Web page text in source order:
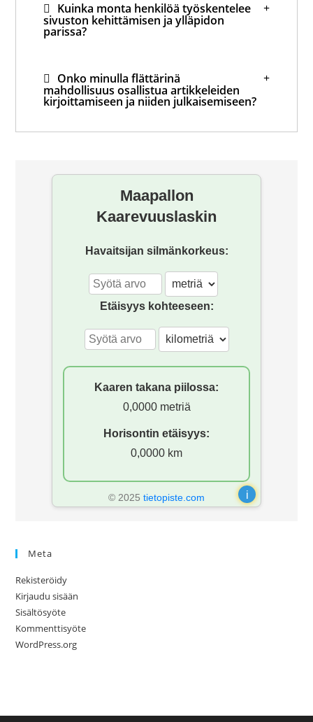
Kuinka monta henkilöä työskentelee
sivuston kehittämisen ja ylläpidon
parissa?
Onko minulla flättärinä
mahdollisuus osallistua artikkeleiden
kirjoittamiseen ja niiden julkaisemiseen?
Maapallon
Kaarevuuslaskin
Havaitsijan silmänkorkeus:
Etäisyys kohteeseen:
Kaaren takana piilossa:
0,0000 metriä
Horisontin etäisyys:
0,0000 km
i
© 2025 tietopiste.com
Meta
Rekisteröidy
Kirjaudu sisään
Sisältösyöte
Kommenttisyöte
WordPress.org